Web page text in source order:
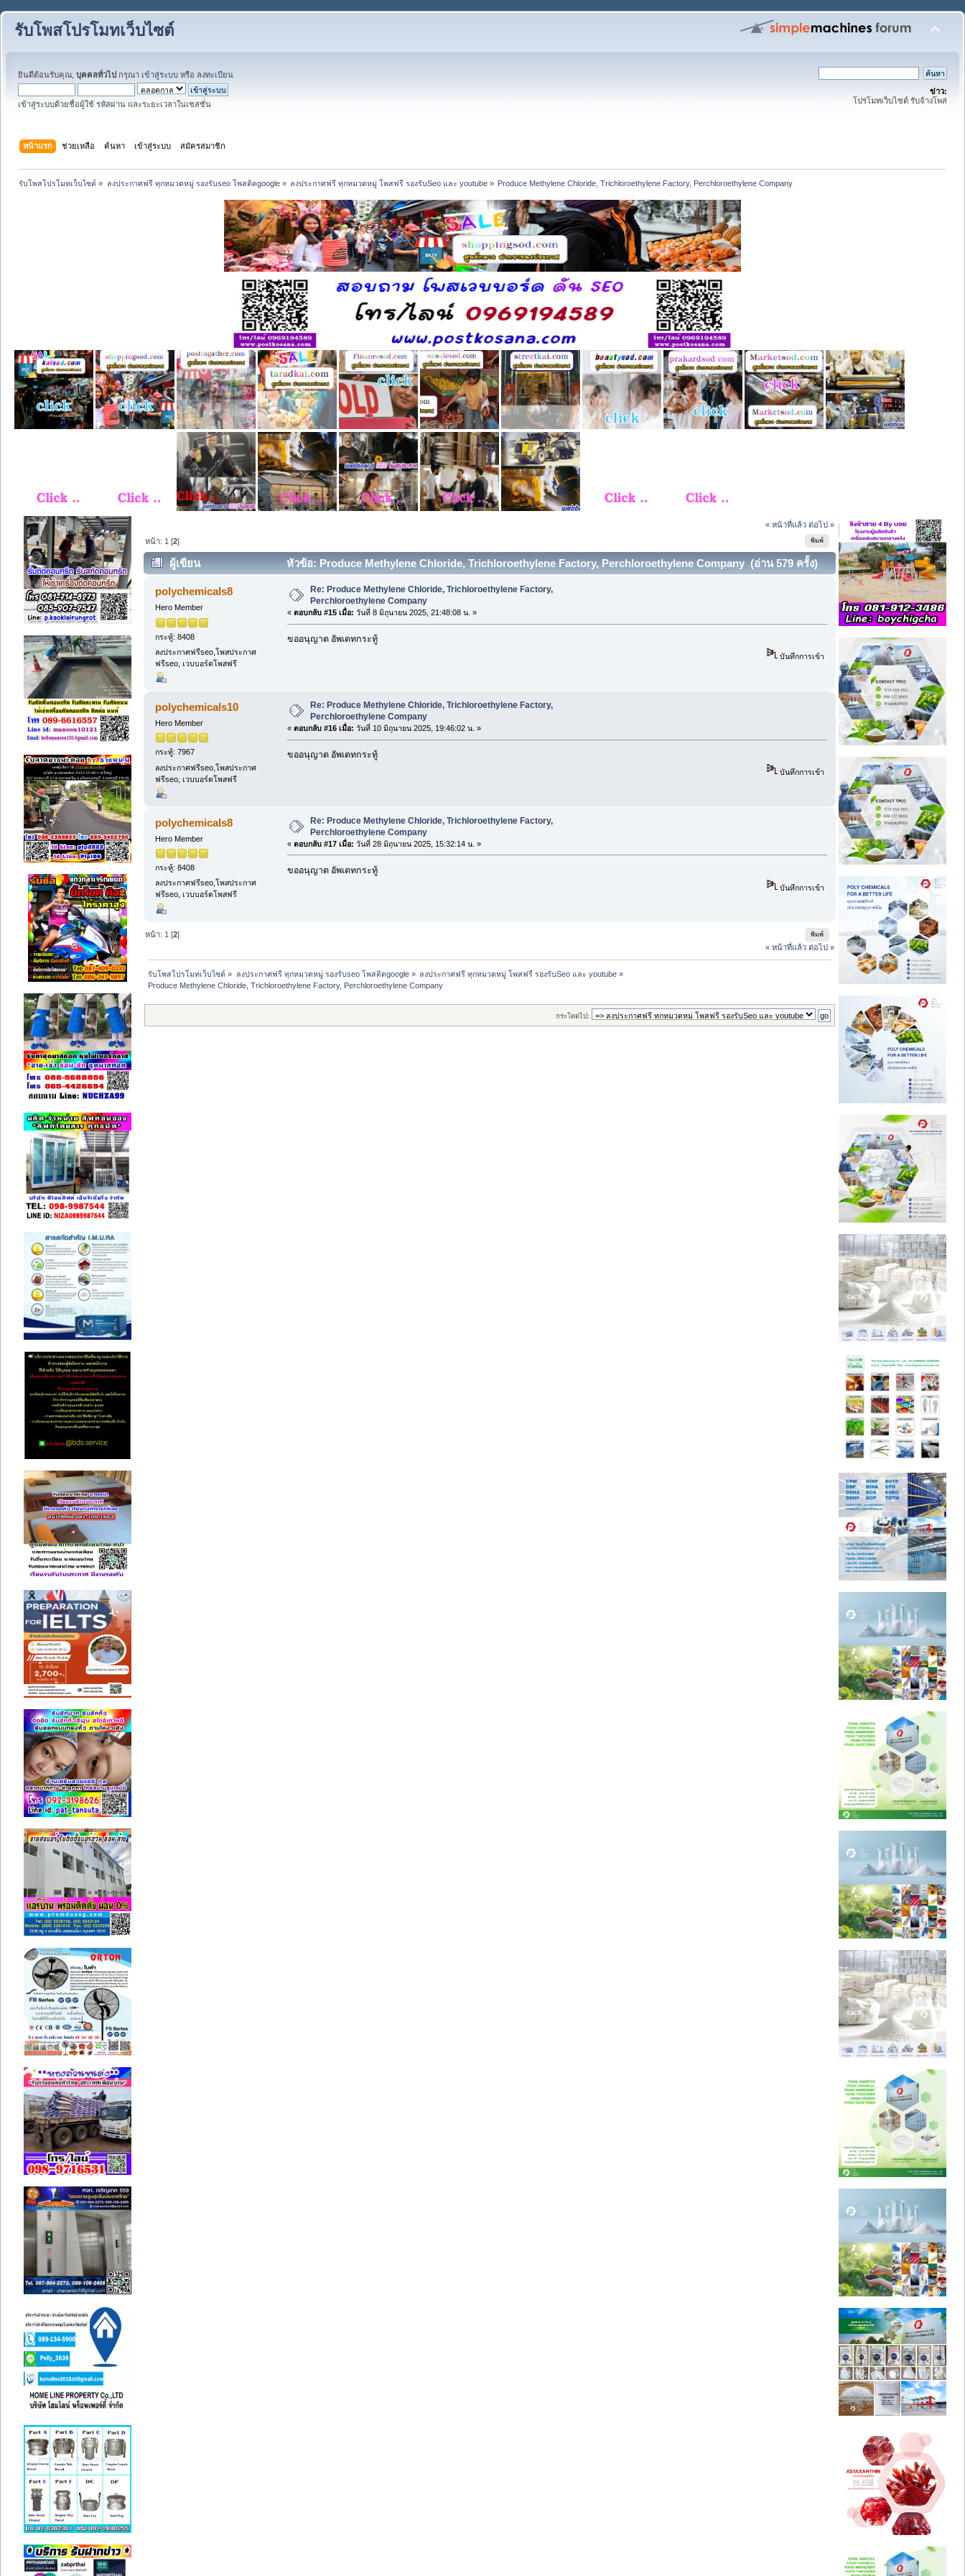
รับโพสโปรโมทเว็บไซต์
ยินดีต้อนรับคุณ, บุคคลทั่วไป กรุณา เข้าสู่ระบบ หรือ ลงทะเบียน
เข้าสู่ระบบด้วยชื่อผู้ใช้ รหัสผ่าน และระยะเวลาในเซสชั่น
ข่าว:
โปรโมทเว็บไซต์ รับจ้างโพส
หน้าแรก ช่วยเหลือ ค้นหา เข้าสู่ระบบ สมัครสมาชิก
รับโพสโปรโมทเว็บไซต์ » ลงประกาศฟรี ทุกหมวดหมู่ รองรับseo โพสติดgoogle» ลงประกาศฟรี ทุกหมวดหมู่ โพสฟรี รองรับSeo และ youtube» Produce Methylene Chloride, Trichloroethylene Factory, Perchloroethylene Company
« หน้าที่แล้ว ต่อไป »
พิมพ์
หน้า: 1 [2]
ผู้เขียน หัวข้อ: Produce Methylene Chloride, Trichloroethylene Factory, Perchloroethylene Company (อ่าน 579 ครั้ง)
polychemicals8
Hero Member
กระทู้: 8408
ลงประกาศฟรีseo,โพสประกาศ
ฟรีseo, เวบบอร์ดโพสฟรี
Re: Produce Methylene Chloride, Trichloroethylene Factory,
Perchloroethylene Company
« ตอบกลับ #15 เมื่อ: วันที่ 8 มิถุนายน 2025, 21:48:08 น. »
ขออนุญาต อัพเดทกระทู้
บันทึกการเข้า
polychemicals10
Hero Member
กระทู้: 7967
ลงประกาศฟรีseo,โพสประกาศ
ฟรีseo, เวบบอร์ดโพสฟรี
Re: Produce Methylene Chloride, Trichloroethylene Factory,
Perchloroethylene Company
« ตอบกลับ #16 เมื่อ: วันที่ 10 มิถุนายน 2025, 19:46:02 น. »
ขออนุญาต อัพเดทกระทู้
บันทึกการเข้า
polychemicals8
Hero Member
กระทู้: 8408
ลงประกาศฟรีseo,โพสประกาศ
ฟรีseo, เวบบอร์ดโพสฟรี
Re: Produce Methylene Chloride, Trichloroethylene Factory,
Perchloroethylene Company
« ตอบกลับ #17 เมื่อ: วันที่ 28 มิถุนายน 2025, 15:32:14 น. »
ขออนุญาต อัพเดทกระทู้
บันทึกการเข้า
พิมพ์
หน้า:1 [2]
« หน้าที่แล้ว ต่อไป »
รับโพสโปรโมทเว็บไซต์ » ลงประกาศฟรี ทุกหมวดหมู่ รองรับseo โพสติดgoogle» ลงประกาศฟรี ทุกหมวดหมู่ โพสฟรี รองรับSeo และ youtube»
Produce Methylene Chloride, Trichloroethylene Factory, Perchloroethylene Company
กระโดดไป: